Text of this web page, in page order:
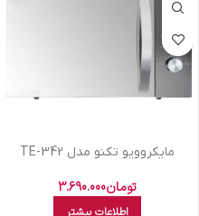
مایکروویو تکنو مدل TE-342
تومان3.690.000
اطلاعات بیشتر